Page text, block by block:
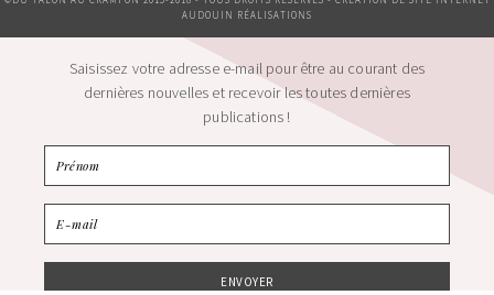
AUDOUIN RÉALISATIONS
Saisissez votre adresse e-mail pour être au courant des
dernières nouvelles et recevoir les toutes dernières
publications !